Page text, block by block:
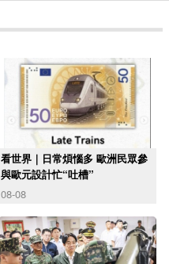
看世界｜日常煩惱多 歐洲民眾參
與歐元設計忙“吐槽”
08-08